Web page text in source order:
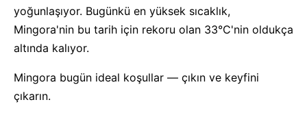
yoğunlaşıyor. Bugünkü en yüksek sıcaklık,
Mingora'nin bu tarih için rekoru olan 33°C'nin oldukça
altında kalıyor.
Mingora bugün ideal koşullar — çıkın ve keyfini
çıkarın.